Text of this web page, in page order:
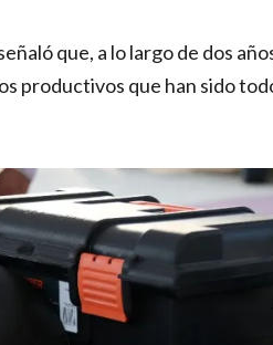
que, a lo largo de dos
productivos que han sido